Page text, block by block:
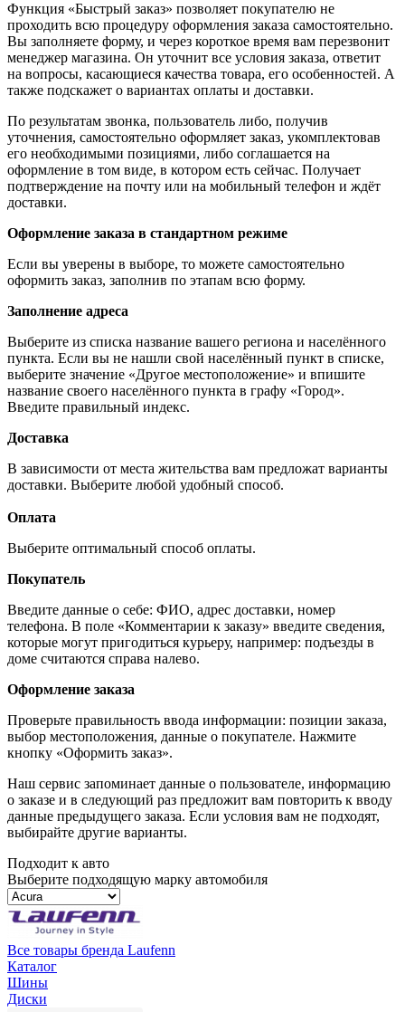
Функция «Быстрый заказ» позволяет покупателю не
проходить всю процедуру оформления заказа самостоятельно.
Вы заполняете форму, и через короткое время вам перезвонит
менеджер магазина. Он уточнит все условия заказа, ответит
на вопросы, касающиеся качества товара, его особенностей. А
также подскажет о вариантах оплаты и доставки.
По результатам звонка, пользователь либо, получив
уточнения, самостоятельно оформляет заказ, укомплектовав
его необходимыми позициями, либо соглашается на
оформление в том виде, в котором есть сейчас. Получает
подтверждение на почту или на мобильный телефон и ждёт
доставки.
Оформление заказа в стандартном режиме
Если вы уверены в выборе, то можете самостоятельно
оформить заказ, заполнив по этапам всю форму.
Заполнение адреса
Выберите из списка название вашего региона и населённого
пункта. Если вы не нашли свой населённый пункт в списке,
выберите значение «Другое местоположение» и впишите
название своего населённого пункта в графу «Город».
Введите правильный индекс.
Доставка
В зависимости от места жительства вам предложат варианты
доставки. Выберите любой удобный способ.
Оплата
Выберите оптимальный способ оплаты.
Покупатель
Введите данные о себе: ФИО, адрес доставки, номер
телефона. В поле «Комментарии к заказу» введите сведения,
которые могут пригодиться курьеру, например: подъезды в
доме считаются справа налево.
Оформление заказа
Проверьте правильность ввода информации: позиции заказа,
выбор местоположения, данные о покупателе. Нажмите
кнопку «Оформить заказ».
Наш сервис запоминает данные о пользователе, информацию
о заказе и в следующий раз предложит вам повторить к вводу
данные предыдущего заказа. Если условия вам не подходят,
выбирайте другие варианты.
Подходит к авто
Выберите подходящую марку автомобиля
Все товары бренда Laufenn
Каталог
Шины
Диски